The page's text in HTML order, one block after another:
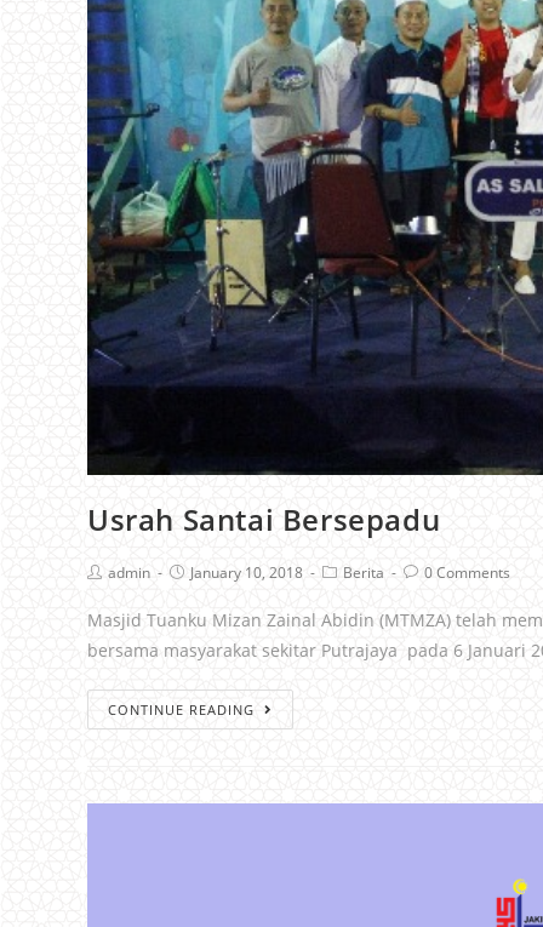
Usrah Santai Bersepadu
admin January 10, 2018 Berita 0 Comments
Masjid Tuanku Mizan Zainal Abidin (MTMZA) telah
bersama masyarakat sekitar Putrajaya pada 6 Januari
CONTINUE READING